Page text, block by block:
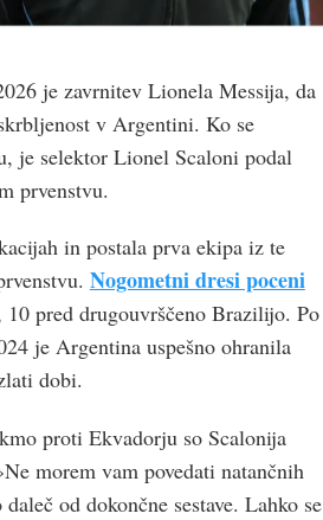
je zavrnitev Lionela Messija, da
v Argentini. Ko se
je selektor Lionel Scaloni podal
prvenstvu.
in postala prva ekipa iz te
Nogometni dresi poceni
pred drugouvrščeno Brazilijo. Po
je Argentina uspešno ohranila
dobi.
proti Ekvadorju so Scalonija
morem vam povedati natančnih
od dokončne sestave. Lahko se